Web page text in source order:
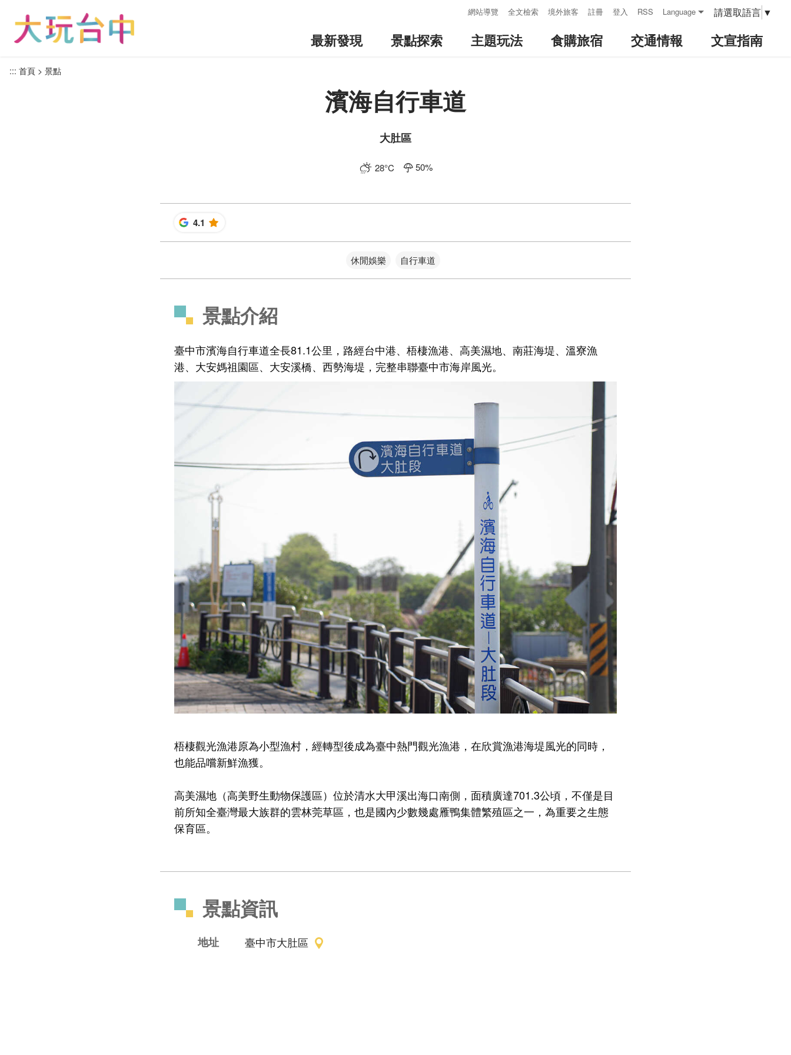
網站導覽 全文檢索 境外旅客 註冊 登入 RSS Language 請選取語言 ▼
最新發現 景點探索 主題玩法 食購旅宿 交通情報 文宣指南
::: 首頁 景點
濱海自行車道
大肚區
28°C 50%
4.1 星
休閒娛樂 自行車道
景點介紹
臺中市濱海自行車道全長81.1公里，路經台中港、梧棲漁港、高美濕地、南莊海堤、溫寮漁
港、大安媽祖園區、大安溪橋、西勢海堤，完整串聯臺中市海岸風光。
梧棲觀光漁港原為小型漁村，經轉型後成為臺中熱門觀光漁港，在欣賞漁港海堤風光的同時，
也能品嚐新鮮漁獲。
高美濕地（高美野生動物保護區）位於清水大甲溪出海口南側，面積廣達701.3公頃，不僅是目
前所知全臺灣最大族群的雲林莞草區，也是國內少數幾處雁鴨集體繁殖區之一，為重要之生態
保育區。
景點資訊
地址 臺中市大肚區